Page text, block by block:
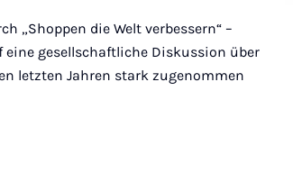
„Shoppen die Welt verbessern“ –
gesellschaftliche Diskussion über
letzten Jahren stark zugenommen